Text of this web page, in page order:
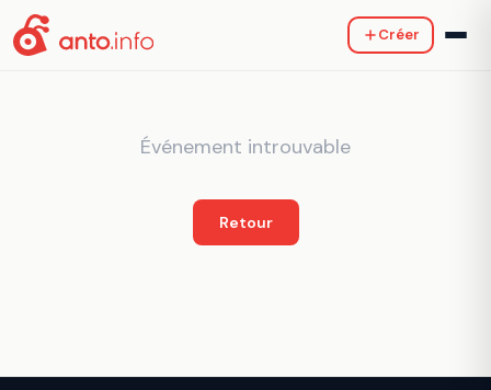
Créer
Événement introuvable
Retour